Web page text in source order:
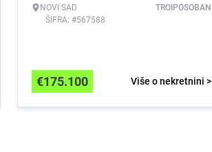
NOVI SAD
ŠIFRA: #567588
TROIPOSOBAN
Više o nekretnini >
€175.100